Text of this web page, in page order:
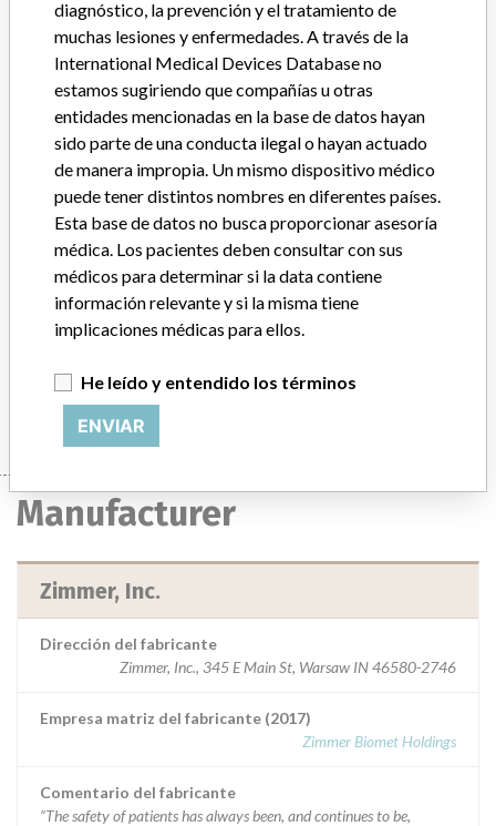
Distribución
Worldwide distribution: US Nationwide (including PR and USVI),
and countries of: Israel, Argentina, Brazil, France, Mexico, Saudi
Arabia, Beirut, China, Korea, San Salvador, Honduras, Canada,
Australia, Switzerland, Germany, Arab Emirates, UK, Belgium,
Egypt, Spain, France, Italy, Iran, Lebanon, Jordan, Iraq, Canary
Islands.
Descripción del producto
VERSA-FX FEMORAL FIXATION SYSTEM COMPRESSION LAG
SCREW, several length (55 mm to 155 mm), diameters (12.7 mm
and 15.8 mm) and short thread, standard thread and large thread.
Item codes starting with 00-1193-005, 00-1193-010 and 00-
1193-015. || orthopedic implant.
Manufacturer
Manufacturer
Zimmer, Inc.
Dirección del fabricante
Zimmer, Inc., 345 E Main St, Warsaw IN 46580-2746
Empresa matriz del fabricante (2017)
Zimmer Biomet Holdings
Comentario del fabricante
“The safety of patients has always been, and continues to be,
diagnóstico, la prevención y el tratamiento de
muchas lesiones y enfermedades. A través de la
International Medical Devices Database no
estamos sugiriendo que compañías u otras
entidades mencionadas en la base de datos hayan
sido parte de una conducta ilegal o hayan actuado
de manera impropia. Un mismo dispositivo médico
puede tener distintos nombres en diferentes países.
Esta base de datos no busca proporcionar asesoría
médica. Los pacientes deben consultar con sus
médicos para determinar si la data contiene
información relevante y si la misma tiene
implicaciones médicas para ellos.
He leído y entendido los términos
ENVIAR